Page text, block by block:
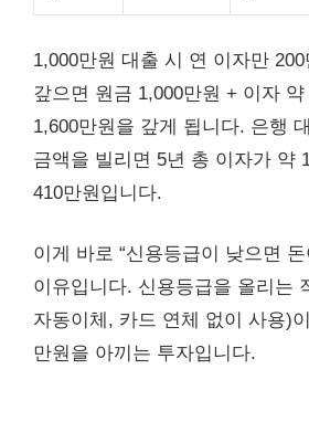
1,000만원 대출 시 연 이자만
갚으면 원금 1,000만원 + 이자
1,600만원을 갚게 됩니다. 은행
금액을 빌리면 5년 총 이자가 약
410만원입니다.
이게 바로 “신용등급이 낮으면
이유입니다. 신용등급을 올리는
자동이체, 카드 연체 없이 사용)
만원을 아끼는 투자입니다.